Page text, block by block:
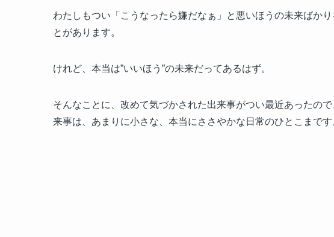
わたしもつい「こうなったら嫌だなぁ」と悪いほうの未来ばか
とがあります。
けれど、本当は”いいほう”の未来だってあるはず。
そんなことに、改めて気づかされた出来事がつい最近あったの
来事は、あまりに小さな、本当にささやかな日常のひとこまです